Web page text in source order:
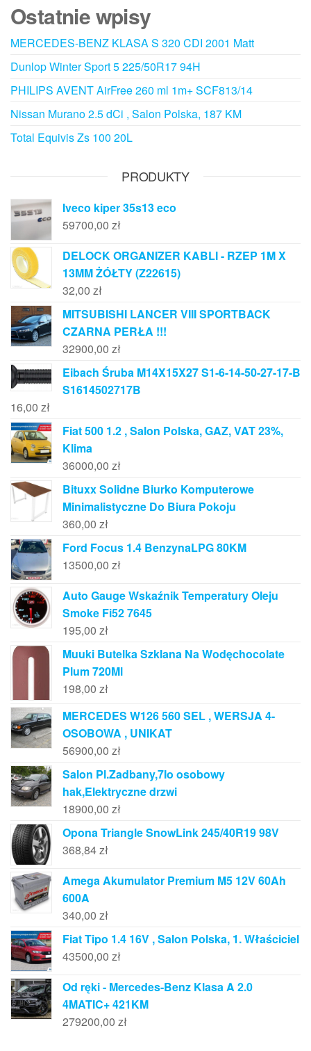
Ostatnie wpisy
MERCEDES-BENZ KLASA S 320 CDI 2001 Matt
Dunlop Winter Sport 5 225/50R17 94H
PHILIPS AVENT AirFree 260 ml 1m+ SCF813/14
Nissan Murano 2.5 dCi , Salon Polska, 187 KM
Total Equivis Zs 100 20L
PRODUKTY
Iveco kiper 35s13 eco
59700,00 zł
DELOCK ORGANIZER KABLI - RZEP 1M X
13MM ŻÓŁTY (Z22615)
32,00 zł
MITSUBISHI LANCER VIII SPORTBACK
CZARNA PERŁA !!!
32900,00 zł
Eibach Śruba M14X15X27 S1-6-14-50-27-17-B
S1614502717B
16,00 zł
Fiat 500 1.2 , Salon Polska, GAZ, VAT 23%,
Klima
36000,00 zł
Bituxx Solidne Biurko Komputerowe
Minimalistyczne Do Biura Pokoju
360,00 zł
Ford Focus 1.4 BenzynaLPG 80KM
13500,00 zł
Auto Gauge Wskaźnik Temperatury Oleju
Smoke Fi52 7645
195,00 zł
Muuki Butelka Szklana Na Wodęchocolate
Plum 720Ml
198,00 zł
MERCEDES W126 560 SEL , WERSJA 4-
OSOBOWA , UNIKAT
56900,00 zł
Salon Pl.Zadbany,7Io osobowy
hak,Elektryczne drzwi
18900,00 zł
Opona Triangle SnowLink 245/40R19 98V
368,84zł
Amega Akumulator Premium M5 12V 60Ah
600A
340,00 zł
Fiat Tipo 1.4 16V , Salon Polska, 1. Właściciel
43500,00 zł
Od ręki - Mercedes-Benz Klasa A 2.0
4MATIC+ 421KM
279200,00 zł